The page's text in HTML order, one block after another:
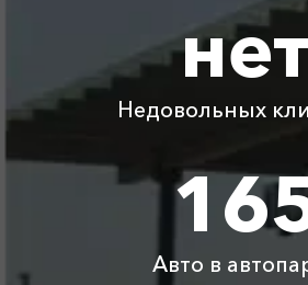
4560 ₽
6840 ₽
нет
Недовольных
Авто в